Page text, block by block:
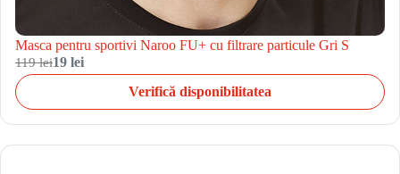
Masca pentru sportivi Naroo FU+ cu filtrare particule Gri S
119 lei19 lei
Verifică disponibilitatea